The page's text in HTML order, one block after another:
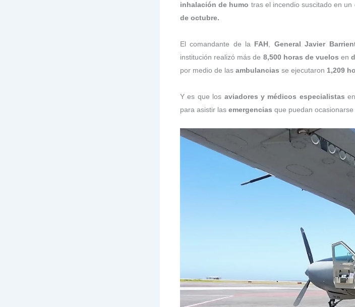
inhalación de humo tras el incendio suscitado en un
de octubre.
El comandante de la FAH General Javier
institución realizó más de 8,500 horas de vuelos en
por medio de las ambulancias se ejecutaron 1,209
Y es que los aviadores y médicos especialistas
para asistir las emergencias que puedan